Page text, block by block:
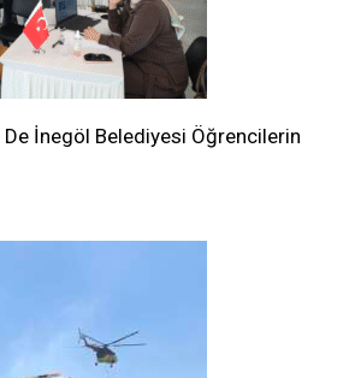
De İnegöl Belediyesi Öğrencilerin